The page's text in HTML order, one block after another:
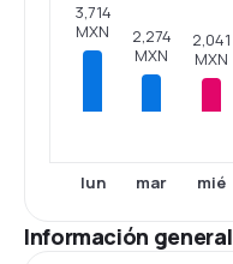
3,714
MXN
lun
2,274
MXN
mar
2,041
MXN
mié
Información general